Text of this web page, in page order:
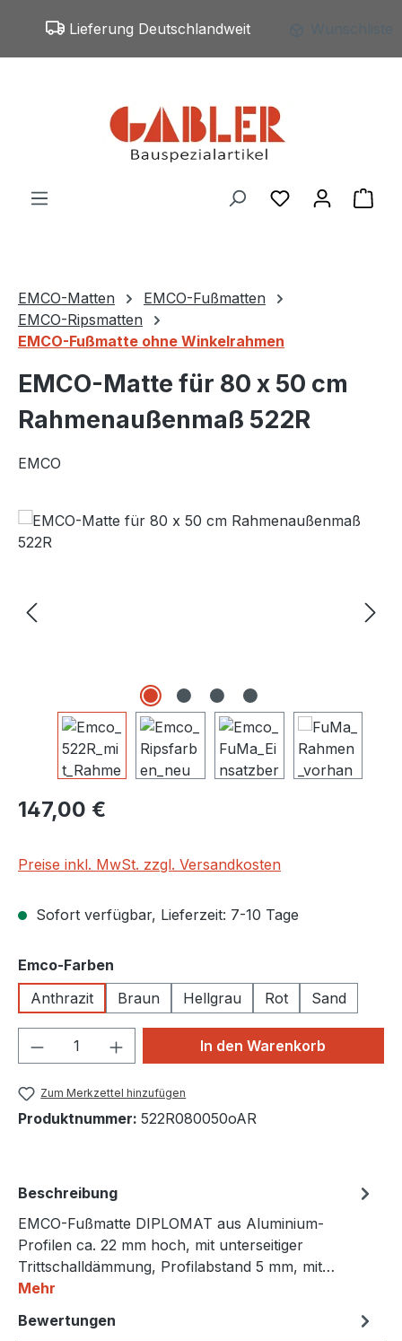
Zum Hauptinhalt springen
Lieferung Deutschlandweit
Du hast 0
EMCO-Matten
EMCO-Fußmatten
EMCO-Ripsmatten
EMCO-Fußmatte ohne Winkelrahmen
EMCO-Matte für 80 x 50 cm
Rahmenaußenmaß 522R
EMCO
Bildergalerie überspringen
Regulärer Preis:
147,00 €
Preise inkl. MwSt. zzgl. Versandkosten
Sofort verfügbar, Lieferzeit: 7-10 Tage
Emco-Farben
Anthrazit
Braun Hellgrau Rot Sand
Produkt Anzahl: Gib denIn den Warenkorb
Zum Merkzettel hinzufügen
Produktnummer: 522R080050oAR
Beschreibung
EMCO-Fußmatte DIPLOMAT aus Aluminium-
Profilen ca. 22 mm hoch, mit unterseitiger
Trittschalldämmung, Profilabstand 5 mm, mit…
Mehr
Bewertungen